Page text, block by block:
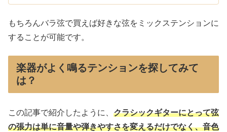
もちろんバラ弦で買えば好きな弦をミックステンションに
することが可能です。
楽器がよく鳴るテンションを探してみて
は？
この記事で紹介したように、 クラシックギターにとって弦
の張力は単に音量や弾きやすさを変えるだけでなく、音色